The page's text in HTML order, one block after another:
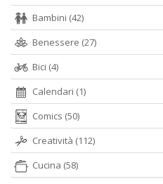
Bambini (42)
Benessere (27)
Bici (4)
Calendari (1)
Comics (50)
Creatività (112)
Cucina (58)